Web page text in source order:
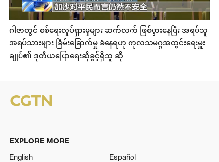
ဂါဇာတွင် စစ်ရေးလှုပ်ရှားမှုများ ဆက်လက် ဖြစ်ပွားနေပြီး အရပ်သူ
အရပ်သားများ ခြိမ်းခြောက်မှု ခံနေရဟု ကုလသမဂ္ဂအတွင်းရေးမှူး
ချုပ်၏ ဒုတိယပြောရေးဆိုခွင့်ရှိသူ ဆို
EXPLORE MORE
English
Español